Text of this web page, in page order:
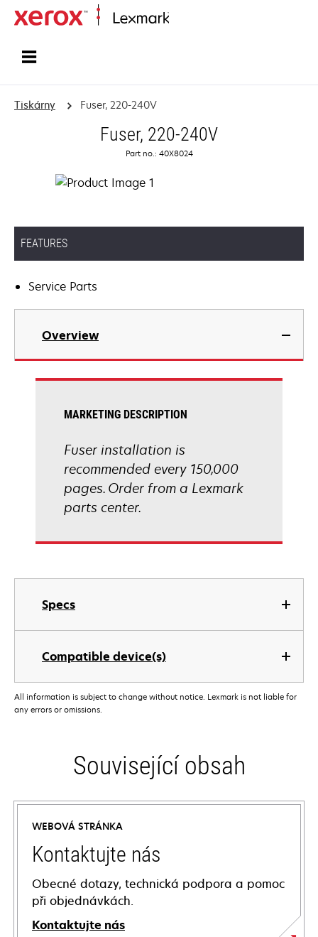
Tiskárny Fuser, 220-240V
Fuser, 220-240V
Part no.: 40X8024
FEATURES
Service Parts
Overview
Specs
Compatible device(s)
MARKETING DESCRIPTION
Fuser installation is
recommended every 150,000
pages. Order from a Lexmark
parts center.
All information is subject to change without notice. Lexmark is not liable for
any errors or omissions.
Související obsah
WEBOVÁ STRÁNKA
Kontaktujte nás
Obecné dotazy, technická podpora a pomoc
při objednávkách.
Kontaktujte nás